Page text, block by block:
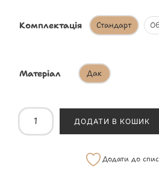
Комплектація Стандарт
Матеріал Дак
ДОДАТИ В КОШИК
Додати до